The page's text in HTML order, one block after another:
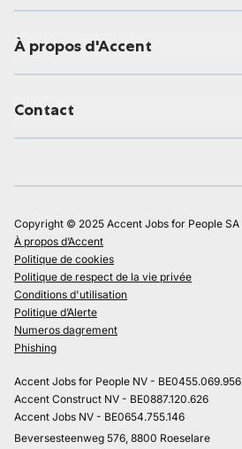
À propos d'Accent
Contact
Copyright © 2025 Accent Jobs for People SA
À propos d’Accent
Politique de cookies
Politique de respect de la vie privée
Conditions d'utilisation
Politique d’Alerte
Numeros dagrement
Phishing
Accent Jobs for People NV - BE0455.069.956
Accent Construct NV - BE0887.120.626
Accent Jobs NV - BE0654.755.146
Beversesteenweg 576, 8800 Roeselare